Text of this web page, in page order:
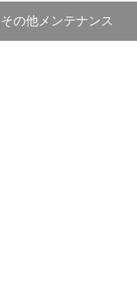
その他メンテナンス